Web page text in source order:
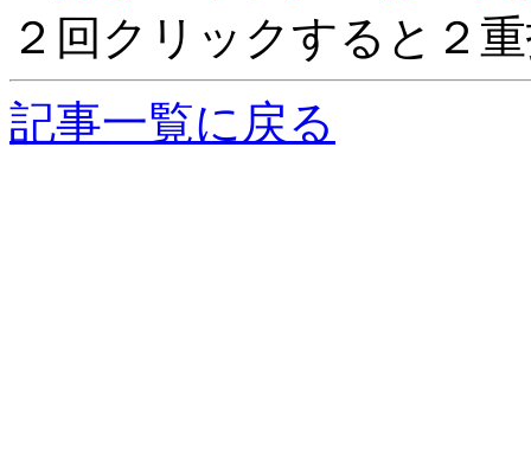
２回クリックすると２
記事一覧に戻る